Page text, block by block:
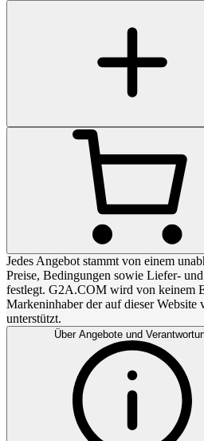
Jedes Angebot stammt von einem
Preise, Bedingungen sowie Liefer-
festlegt. G2A.COM wird von keinem
Markeninhaber der auf dieser Website
unterstützt.
Über Angebote und